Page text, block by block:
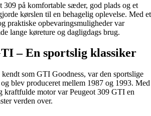
309 på komfortable sæder, god plads og et
kørslen til en behagelig oplevelse. Med et
praktiske opbevaringsmuligheder var
lange køreture og dagligdags brug.
– En sportslig klassiker
som GTI Goodness, var den sportslige
blev produceret mellem 1987 og 1993. Med
kraftfulde motor var Peugeot 309 GTI en
verden over.